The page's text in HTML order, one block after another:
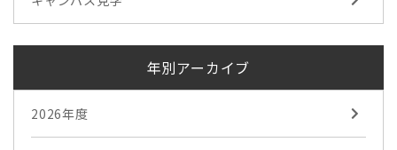
年別アーカイブ
2026年度